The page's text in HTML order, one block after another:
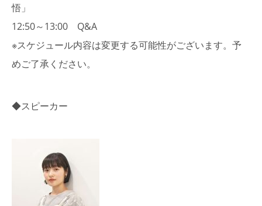
悟」
12:50～13:00 Q&A
※スケジュール内容は変更する可能性がございます。予
めご了承ください。
◆スピーカー